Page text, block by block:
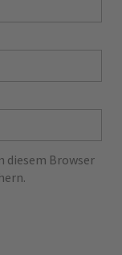
diesem Browser